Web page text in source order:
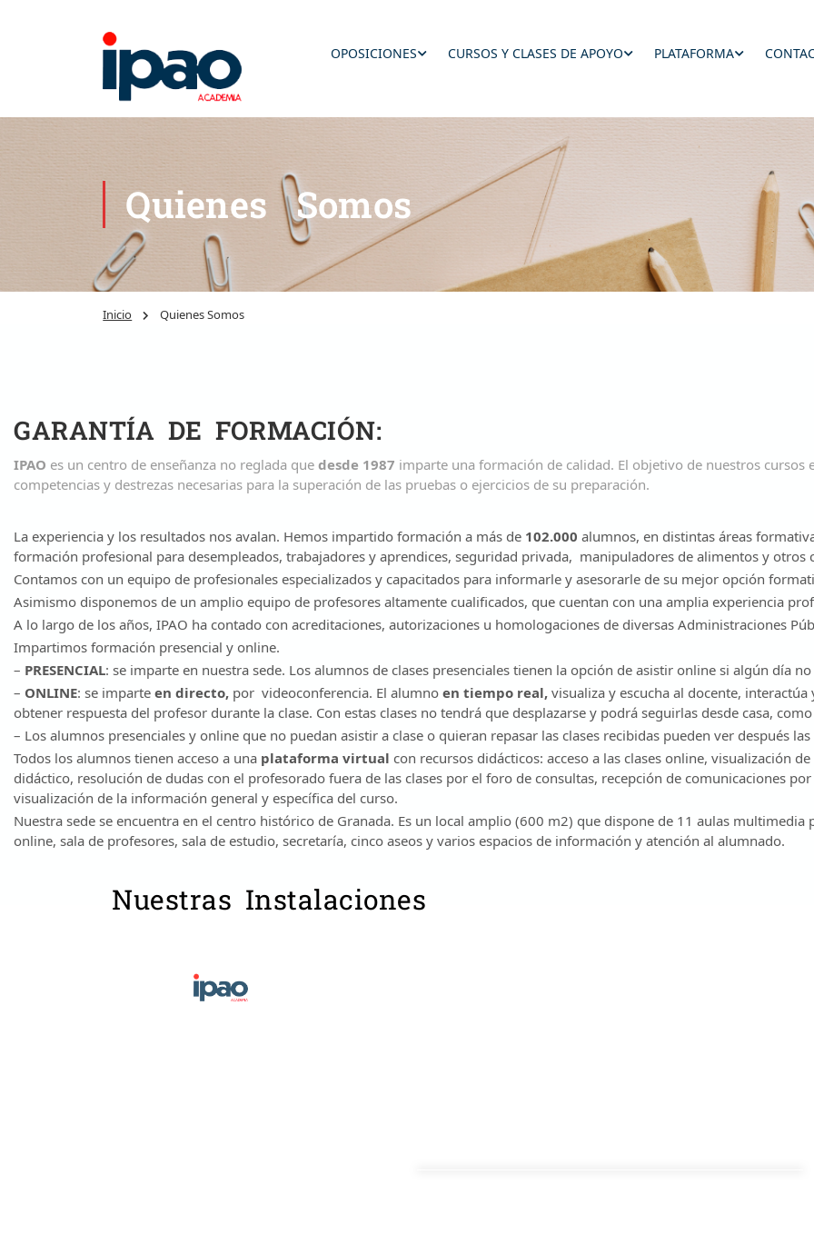
OPOSICIONES CURSOS Y CLASES DE APOYO PLATAFORMA
Quienes Somos
Inicio Quienes Somos
GARANTÍA DE FORMACIÓN:
IPAO es un centro de enseñanza no reglada que desde 1987 imparte una formación de calidad. El objetivo de nuestros
competencias y destrezas necesarias para la superación de las pruebas o ejercicios de su preparación.
La experiencia y los resultados nos avalan. Hemos impartido formación a más de 102.000 alumnos, en distintas áreas
formación profesional para desempleados, trabajadores y aprendices, seguridad privada, manipuladores de alimentos y otros
Contamos con un equipo de profesionales especializados y capacitados para informarle y asesorarle de su mejor opción
Asimismo disponemos de un amplio equipo de profesores altamente cualificados, que cuentan con una amplia experiencia
A lo largo de los años, IPAO ha contado con acreditaciones, autorizaciones u homologaciones de diversas Administraciones
Impartimos formación presencial y online.
– PRESENCIAL: se imparte en nuestra sede. Los alumnos de clases presenciales tienen la opción de asistir online si algún día
– ONLINE: se imparte en directo, por videoconferencia. El alumno en tiempo real, visualiza y escucha al docente,
obtener respuesta del profesor durante la clase. Con estas clases no tendrá que desplazarse y podrá seguirlas desde casa,
– Los alumnos presenciales y online que no puedan asistir a clase o quieran repasar las clases recibidas pueden ver después las
Todos los alumnos tienen acceso a una plataforma virtual con recursos didácticos: acceso a las clases online, visualización
didáctico, resolución de dudas con el profesorado fuera de las clases por el foro de consultas, recepción de comunicaciones
visualización de la información general y específica del curso.
Nuestra sede se encuentra en el centro histórico de Granada. Es un local amplio (600 m2) que dispone de 11 aulas
online, sala de profesores, sala de estudio, secretaría, cinco aseos y varios espacios de información y atención al alumnado.
Nuestras Instalaciones